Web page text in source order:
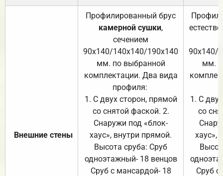
Внешние стены
Профилированный брус
камерной сушки,
сечением
90х140/140х140/190х140
мм. по выбранной
комплектации. Два вида
профиля:
1. С двух сторон, прямой
со снятой фаской. 2.
Снаружи под «блок-
хаус», внутри прямой.
Высота сруба: Сруб
одноэтажный- 18 венцов
Сруб с мансардой- 18
90х140/
мм.
1. С
со
хаус»,
Сруб с